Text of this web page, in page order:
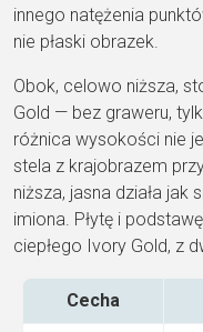
innego natężenia
nie płaski obrazek.
Obok, celowo niższa,
Gold — bez graweru,
różnica wysokości nie
stela z krajobrazem
niższa, jasna działa jak
imiona. Płytę i
ciepłego Ivory Gold, z
Cecha